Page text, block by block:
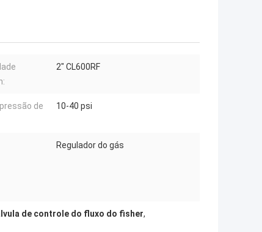
2" CL600RF
de
10-40 psi
Regulador do gás
de controle do fluxo do fisher,